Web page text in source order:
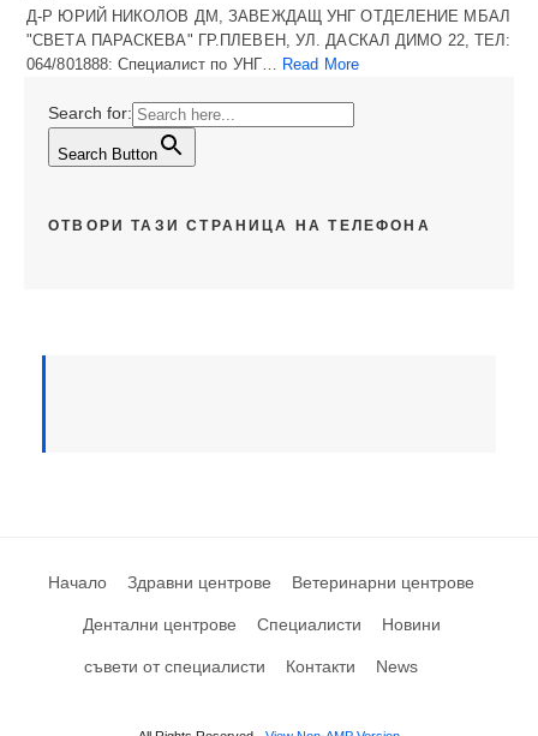
Д-Р ЮРИЙ НИКОЛОВ ДМ, ЗАВЕЖДАЩ УНГ ОТДЕЛЕНИЕ МБАЛ
"СВЕТА ПАРАСКЕВА" ГР.ПЛЕВЕН, УЛ. ДАСКАЛ ДИМО 22, ТЕЛ:
064/801888: Специалист по УНГ…
Read More
Search for:
Search Button
ОТВОРИ ТАЗИ СТРАНИЦА НА ТЕЛЕФОНА
Начало Здравни центрове Ветеринарни центрове
Дентални центрове Специалисти Новини
съвети от специалисти Контакти News